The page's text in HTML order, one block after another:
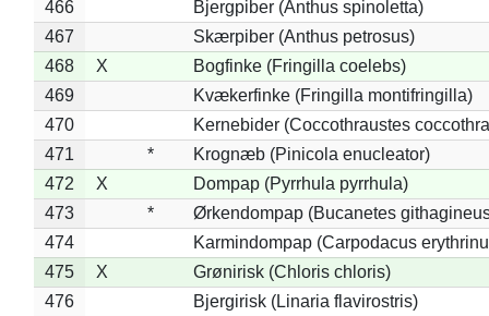
466
Bjergpiber (Anthus spinoletta)
467
Skærpiber (Anthus petrosus)
468
X
Bogfinke (Fringilla coelebs)
469
Kvækerfinke (Fringilla montifringilla)
470
Kernebider (Coccothraustes
471
*
Krognæb (Pinicola enucleator)
472
X
Dompap (Pyrrhula pyrrhula)
473
*
Ørkendompap (Bucanetes
474
Karmindompap (Carpodacus
475
X
Grønirisk (Chloris chloris)
476
Bjergirisk (Linaria flavirostris)